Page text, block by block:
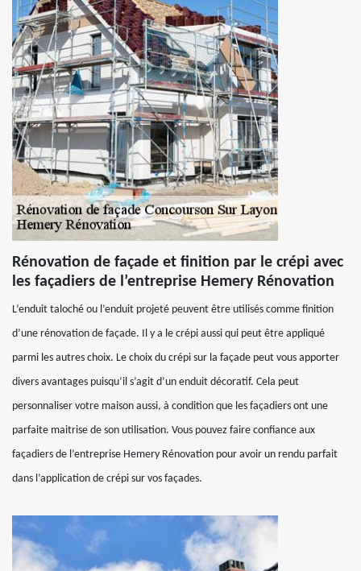
Rénovation de façade et finition par le crépi avec
les façadiers de l’entreprise Hemery Rénovation
L’enduit taloché ou l’enduit projeté peuvent être utilisés comme finition
d’une rénovation de façade. Il y a le crépi aussi qui peut être appliqué
parmi les autres choix. Le choix du crépi sur la façade peut vous apporter
divers avantages puisqu’il s’agit d’un enduit décoratif. Cela peut
personnaliser votre maison aussi, à condition que les façadiers ont une
parfaite maitrise de son utilisation. Vous pouvez faire confiance aux
façadiers de l’entreprise Hemery Rénovation pour avoir un rendu parfait
dans l’application de crépi sur vos façades.